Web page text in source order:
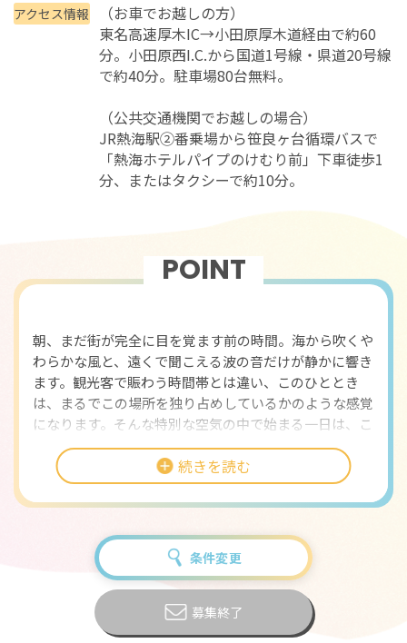
アクセス情報
（お車でお越しの方）
東名高速厚木IC→小田原厚木道経由で約60
分。小田原西I.C.から国道1号線・県道20号線
で約40分。駐車場80台無料。
（公共交通機関でお越しの場合）
JR熱海駅②番乗場から笹良ヶ台循環バスで
「熱海ホテルパイプのけむり前」下車徒歩1
分、またはタクシーで約10分。
POINT
朝、まだ街が完全に目を覚ます前の時間。海から吹くや
わらかな風と、遠くで聞こえる波の音だけが静かに響き
ます。観光客で賑わう時間帯とは違い、このひととき
は、まるでこの場所を独り占めしているかのような感覚
になります。そんな特別な空気の中で始まる一日は、こ
こでのリゾートバイトが単なる仕事ではなく、自分自身
の心まで整えてくれる時間であることを実感させてくれ
ます。
宿泊施設でのお仕事です。多くの人が癒しや非日常を求
めて訪れる場所で、その時間を支える役割を担うことに
なります。忙しさの中にも、ふとした瞬間に海を眺めた
り、澄んだ空気を感じたりすることができる環境は、こ
の場所ならではの魅力です。都会では味わうことのでき
続きを読む
条件変更
募集終了